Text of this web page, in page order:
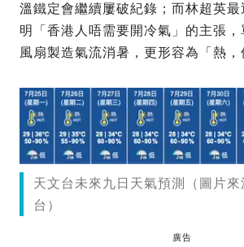
溫鐵定會繼續屢破紀錄；而林超英最
明「香港人唔需要開冷氣」的主張
風扇製造氣流消暑，更形容為「熱，
天文台未來九日天氣預測（圖片來
台）
廣告